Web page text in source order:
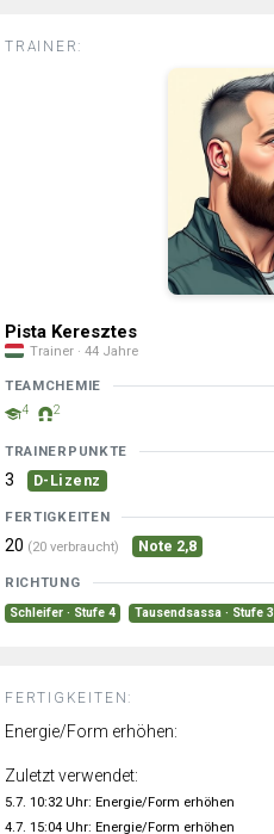
TRAINER:
Pista Keresztes
Trainer · 44 Jahre
TEAMCHEMIE
4 2
TRAINERPUNKTE
3 D-Lizenz
FERTIGKEITEN
20 (20 verbraucht) Note 2,8
RICHTUNG
Schleifer · Stufe 4 Tausendsassa · Stufe 3
FERTIGKEITEN:
Energie/Form erhöhen:
Zuletzt verwendet:
5.7. 10:32 Uhr: Energie/Form erhöhen
4.7. 15:04 Uhr: Energie/Form erhöhen